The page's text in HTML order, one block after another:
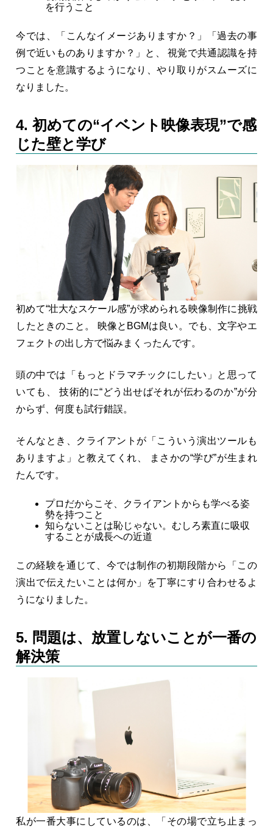
を行うこと
今では、「こんなイメージありますか？」「過去の事
例で近いものありますか？」と、 視覚で共通認識を持
つことを意識するようになり、やり取りがスムーズに
なりました。
4. 初めての“イベント映像表現”で感
じた壁と学び
初めて“壮大なスケール感”が求められる映像制作に挑戦
したときのこと。 映像とBGMは良い。でも、文字やエ
フェクトの出し方で悩みまくったんです。
頭の中では「もっとドラマチックにしたい」と思って
いても、 技術的に“どう出せばそれが伝わるのか”が分
からず、何度も試行錯誤。
そんなとき、クライアントが「こういう演出ツールも
ありますよ」と教えてくれ、 まさかの“学び”が生まれ
たんです。
プロだからこそ、クライアントからも学べる姿
勢を持つこと
知らないことは恥じゃない。むしろ素直に吸収
することが成長への近道
この経験を通じて、今では制作の初期段階から「この
演出で伝えたいことは何か」を丁寧にすり合わせるよ
うになりました。
5. 問題は、放置しないことが一番の
解決策
私が一番大事にしているのは、「その場で立ち止まっ